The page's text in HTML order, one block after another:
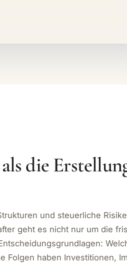
die
und steuerliche
geht es nicht nur um die
Folgen haben Investitionen,